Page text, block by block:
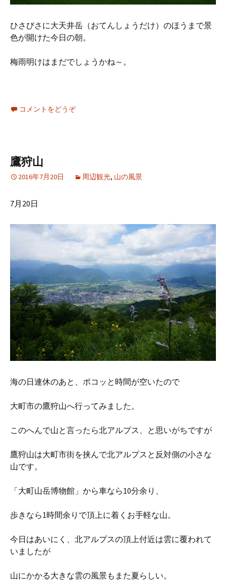
ひさびさに大天井岳（おてんしょうだけ）のほうまで景
色が開けた今日の朝。
梅雨明けはまだでしょうかね～。
コメントをどうぞ
鷹狩山
2016年7月20日 周辺観光, 山の風景
7月20日
海の日連休のあと、ポコッと時間が空いたので
大町市の鷹狩山へ行ってみました。
このへんで山と言ったら北アルプス、と思いがちですが
鷹狩山は大町市街を挟んで北アルプスと反対側の小さな
山です。
「大町山岳博物館」から車なら10分余り、
歩きなら1時間余りで頂上に着くお手軽な山。
今日はあいにく、北アルプスの頂上付近は雲に覆われて
いましたが
山にかかる大きな雲の風景もまた夏らしい。